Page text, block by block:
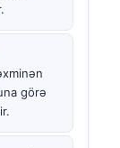
görə